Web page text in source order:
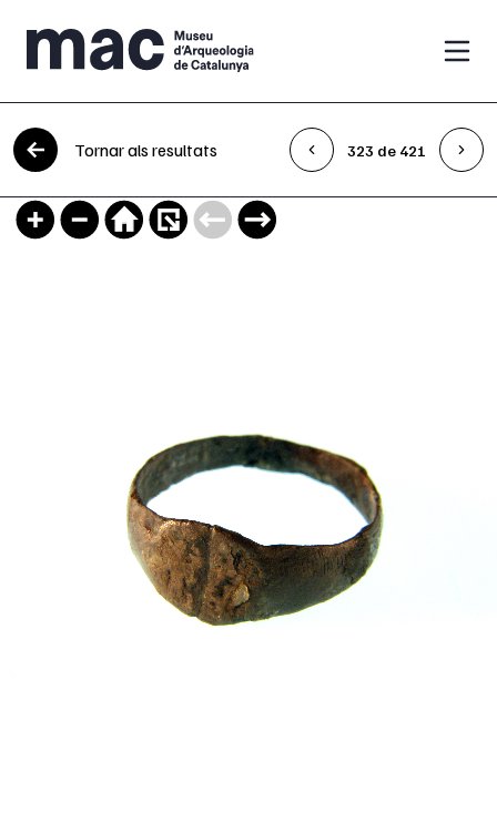
Vés al contingut
Tornar als resultats 323 de 421